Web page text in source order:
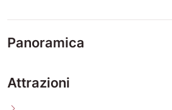
Panoramica
Attrazioni